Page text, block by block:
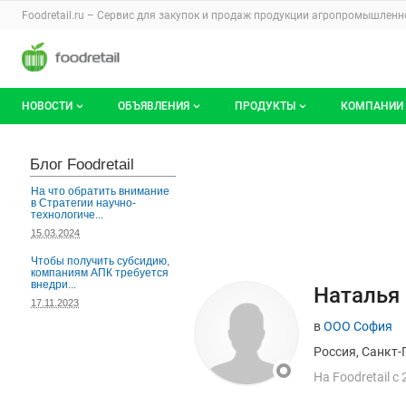
Раздел навигации по сайту
Foodretail.ru – Сервис для закупок и продаж продукции
Авторизация и меню пользователя
Навигация по разделам сайта foodretail.ru
НОВОСТИ
Документы
ОБЪЯВЛЕНИЯ
Мои объявления
ПРОДУКТЫ КОМПАНИИ
Каталог
Блог Foodretail
На что обратить внимание
в Стратегии научно-
технологиче...
15.03.2024
Чтобы получить субсидию,
компаниям АПК требуется
внедри...
17.11.2023 Страница
Данные Наталья
вООО София
Россия, Санкт-
На Foodretail с